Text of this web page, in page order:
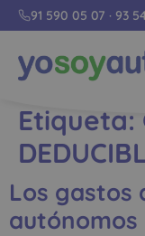
91 590 05 07 · 93
Etiqueta:
Los gastos
autónomos